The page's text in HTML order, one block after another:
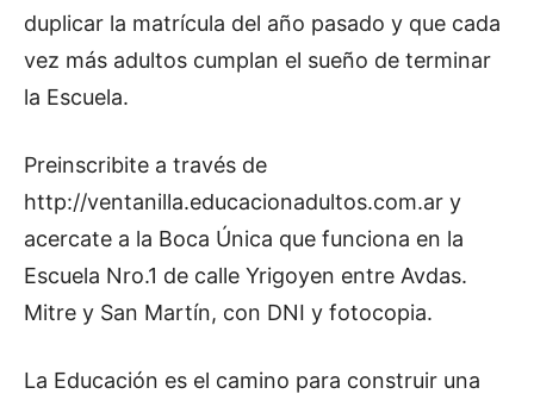
duplicar la matrícula del año pasado y que cada
vez más adultos cumplan el sueño de terminar
la Escuela.
Preinscribite a través de
http://ventanilla.educacionadultos.com.ar y
acercate a la Boca Única que funciona en la
Escuela Nro.1 de calle Yrigoyen entre Avdas.
Mitre y San Martín, con DNI y fotocopia.
La Educación es el camino para construir una